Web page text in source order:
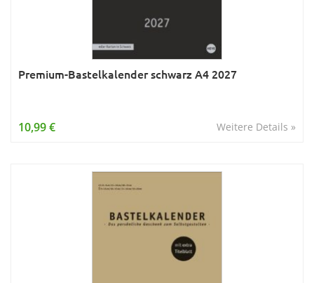
Premium-Bastelkalender schwarz A4 2027
Weitere Details »
10,99 €